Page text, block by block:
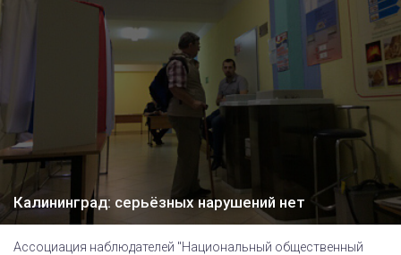
Калининград: серьёзных нарушений нет
Ассоциация наблюдателей "Национальный общественный